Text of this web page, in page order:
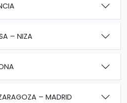
– NIZA
– MADRID